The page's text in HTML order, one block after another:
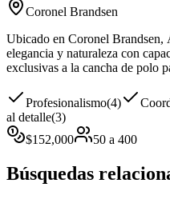
Coronel Brandsen
Ubicado en Coronel Brandsen,
elegancia y naturaleza con
exclusivas a la cancha de polo
Profesionalismo(4)
al detalle(3)
$152,000 50 a 400
Búsquedas